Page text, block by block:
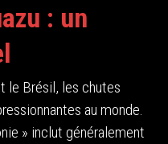
: un
le Brésil, les chutes
au monde.
» inclut généralement